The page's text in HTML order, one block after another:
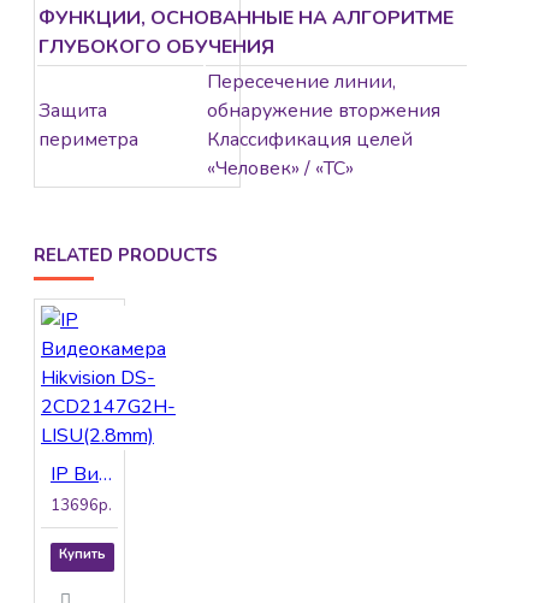
ФУНКЦИИ, ОСНОВАННЫЕ НА АЛГОРИТМЕ
ГЛУБОКОГО ОБУЧЕНИЯ
Защита
периметра
Пересечение линии,
обнаружение вторжения
Классификация целей
«Человек» / «ТС»
RELATED PRODUCTS
IP Видеокамера Hikvision DS-2CD2147G2H-LISU(2.8mm)
13696р.
Купить